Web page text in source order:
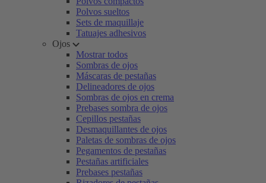
Polvos sueltos
Sets de maquillaje
Tatuajes adhesivos
Ojos
Mostrar todos
Sombras de ojos
Máscaras de pestañas
Delineadores de ojos
Sombras de ojos en crema
Prebases sombra de ojos
Cepillos pestañas
Desmaquillantes de ojos
Paletas de sombras de ojos
Pegamentos de pestañas
Pestañas artificiales
Prebases pestañas